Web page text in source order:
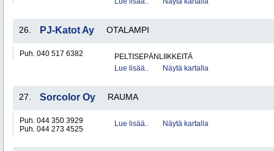
26. PJ-Katot Ay OTALAMPI
Puh. 040 517 6382
PELTISEPÄNLIIKKEITÄ
Lue lisää..
Näytä kartalla
27. Sorcolor Oy RAUMA
Puh. 044 350 3929
Puh. 044 273 4525
Lue lisää.. Näytä kartalla